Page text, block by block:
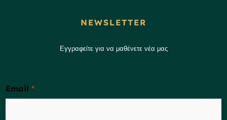
NEWSLETTER
Εγγραφείτε για να μαθένετε νέα μας
Email *